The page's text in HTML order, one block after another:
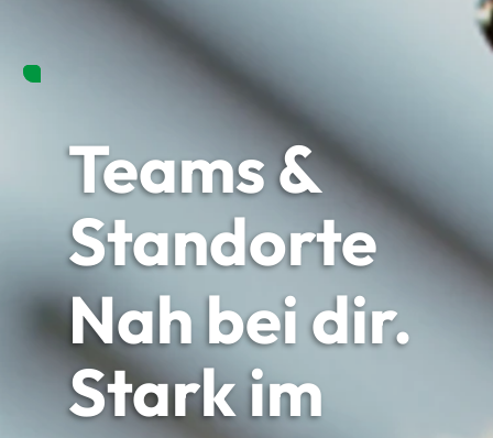
Teams &
Standorte
Nah bei dir.
Stark im